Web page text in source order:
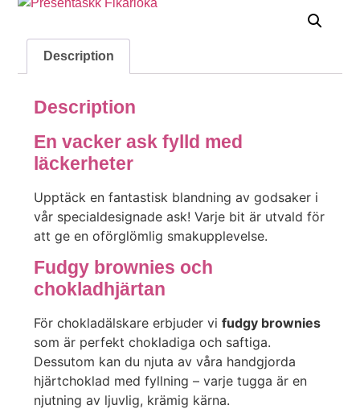
Description
Description
En vacker ask fylld med
läckerheter
Upptäck en fantastisk blandning av godsaker i
vår specialdesignade ask! Varje bit är utvald för
att ge en oförglömlig smakupplevelse.
Fudgy brownies och
chokladhjärtan
För chokladälskare erbjuder vifudgy brownies
som är perfekt chokladiga och saftiga.
Dessutom kan du njuta av våra handgjorda
hjärtchoklad med fyllning – varje tugga är en
njutning av ljuvlig, krämig kärna.